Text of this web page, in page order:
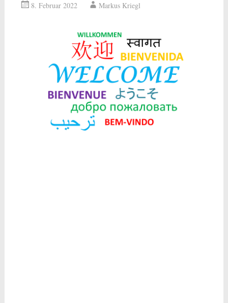
8. Februar 2022 Markus Kriegl